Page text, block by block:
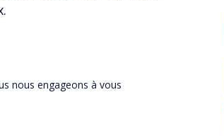
nous engageons à vous